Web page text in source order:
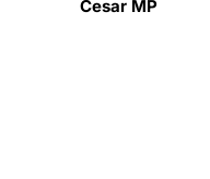
Cesar MP